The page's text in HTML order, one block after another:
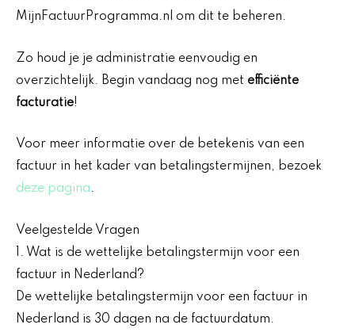
MijnFactuurProgramma.nl om dit te beheren.
Zo houd je je administratie eenvoudig en
overzichtelijk. Begin vandaag nog met efficiënte
facturatie!
Voor meer informatie over de betekenis van een
factuur in het kader van betalingstermijnen, bezoek
deze pagina.
Veelgestelde Vragen
1. Wat is de wettelijke betalingstermijn voor een
factuur in Nederland?
De wettelijke betalingstermijn voor een factuur in
Nederland is 30 dagen na de factuurdatum.